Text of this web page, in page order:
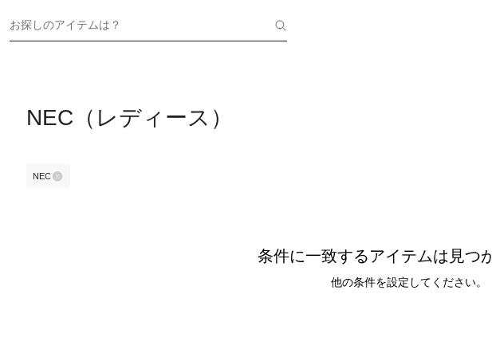
お探しのアイテムは？
NEC（レディース）
NEC
条件に一致するアイテムは見つ
他の条件を設定してください。